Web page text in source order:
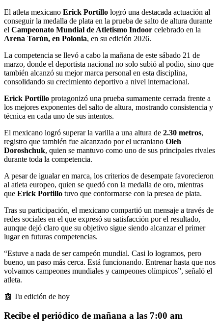
El atleta mexicano Erick Portillo logró una destacada actuación al
conseguir la medalla de plata en la prueba de salto de altura durante
el Campeonato Mundial de Atletismo Indoor celebrado en la
Arena Torún, en Polonia, en su edición 2026.
La competencia se llevó a cabo la mañana de este sábado 21 de
marzo, donde el deportista nacional no solo subió al podio, sino que
también alcanzó su mejor marca personal en esta disciplina,
consolidando su crecimiento deportivo a nivel internacional.
Erick Portillo protagonizó una prueba sumamente cerrada frente a
los mejores exponentes del salto de altura, mostrando consistencia y
técnica en cada uno de sus intentos.
El mexicano logró superar la varilla a una altura de 2.30 metros,
registro que también fue alcanzado por el ucraniano Oleh
Doroshchuk, quien se mantuvo como uno de sus principales rivales
durante toda la competencia.
A pesar de igualar en marca, los criterios de desempate favorecieron
al atleta europeo, quien se quedó con la medalla de oro, mientras
que Erick Portillo tuvo que conformarse con la presea de plata.
Tras su participación, el mexicano compartió un mensaje a través de
redes sociales en el que expresó su satisfacción por el resultado,
aunque dejó claro que su objetivo sigue siendo alcanzar el primer
lugar en futuras competencias.
“Estuve a nada de ser campeón mundial. Casi lo logramos, pero
bueno, un paso más cerca. Está funcionando. Entrenar hasta que nos
volvamos campeones mundiales y campeones olímpicos”, señaló el
atleta.
📰 Tu edición de hoy
Recibe el periódico de mañana a las 7:00 am